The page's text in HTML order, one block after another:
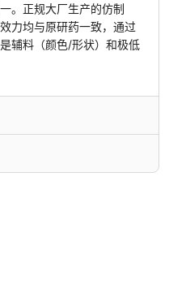
。正规大厂生产的仿制
力均与原研药一致，通过
辅料（颜色/形状）和极低